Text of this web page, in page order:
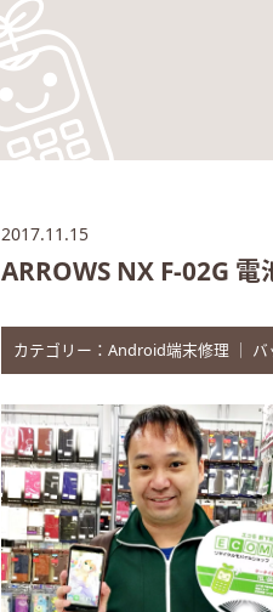
2017.11.15
ARROWS NX F-02G
カテゴリー： Android端末修理 ｜ バ